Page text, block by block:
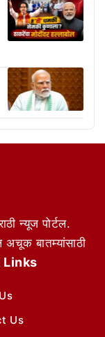
न्यूज पोर्टल.
अचूक बातम्यांसाठी
Links
Us